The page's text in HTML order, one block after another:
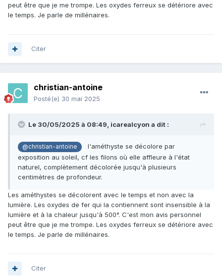
peut être que je me trompe. Les oxydes ferreux se détériore avec
le temps. Je parle de millénaires.
Citer
christian-antoine
Posté(e) 30 mai 2025
Le 30/05/2025 à 08:49, icarealcyon a dit :
@christian-antoine
l'améthyste se décolore par
exposition au soleil, cf les filons où elle affleure à l'état
naturel, complètement décolorée jusqu'à plusieurs
centimètres de profondeur.
Les améthystes se décolorent avec le temps et non avec la
lumière. Les oxydes de fer qui la contiennent sont insensible à la
lumière et à la chaleur jusqu'à 500°. C'est mon avis personnel
peut être que je me trompe. Les oxydes ferreux se détériore avec
le temps. Je parle de millénaires.
Citer